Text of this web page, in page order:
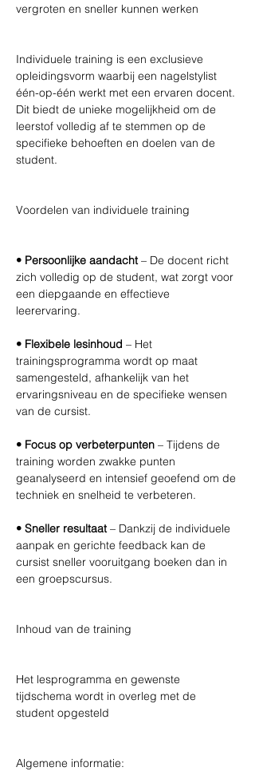
vergroten en sneller kunnen werken
Individuele training is een exclusieve
opleidingsvorm waarbij een nagelstylist
één-op-één werkt met een ervaren docent.
Dit biedt de unieke mogelijkheid om de
leerstof volledig af te stemmen op de
specifieke behoeften en doelen van de
student.
Voordelen van individuele training
• Persoonlijke aandacht – De docent richt
zich volledig op de student, wat zorgt voor
een diepgaande en effectieve
leerervaring.
• Flexibele lesinhoud – Het
trainingsprogramma wordt op maat
samengesteld, afhankelijk van het
ervaringsniveau en de specifieke wensen
van de cursist.
• Focus op verbeterpunten – Tijdens de
training worden zwakke punten
geanalyseerd en intensief geoefend om de
techniek en snelheid te verbeteren.
• Sneller resultaat – Dankzij de individuele
aanpak en gerichte feedback kan de
cursist sneller vooruitgang boeken dan in
een groepscursus.
Inhoud van de training
Het lesprogramma en gewenste
tijdschema wordt in overleg met de
student opgesteld
Algemene informatie: